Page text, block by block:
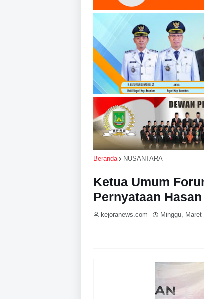
Beranda NUSANTARA
Ketua Umum
Pernyataan
kejoranews.com Minggu,